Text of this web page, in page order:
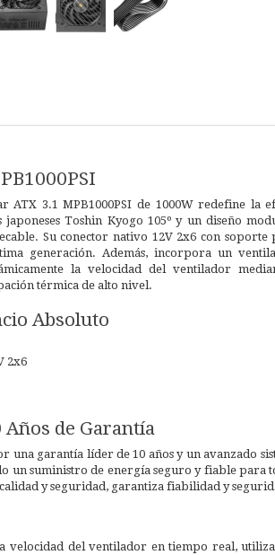
ATX 3.1 MPB1000PSI de 1000W redefine la
japoneses Toshin Kyogo 105º y un diseño
Su conector nativo 12V 2x6 con
generación. Además, incorpora un
la velocidad del ventilador
térmica de alto nivel.
Absoluto
2x6
de Garantía
una garantía líder de 10 años y un avanzado
un suministro de energía seguro y fiable
y seguridad, garantiza fiabilidad y
la velocidad del ventilador en tiempo real,